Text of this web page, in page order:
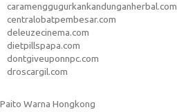
caramenggugurkankandunganherbal.com
centralobatpembesar.com
deleuzecinema.com
dietpillspapa.com
dontgiveuponnpc.com
droscargil.com
Paito Warna Hongkong